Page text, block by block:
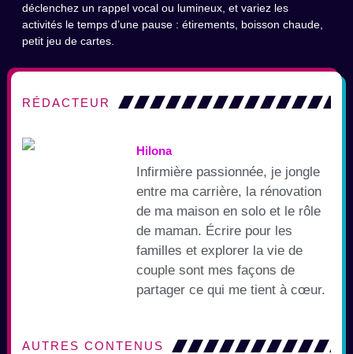
déclenchez un rappel vocal ou lumineux, et variez les
activités le temps d’une pause : étirements, boisson chaude,
petit jeu de cartes.
RÉDACTEUR
Hilona
Infirmière passionnée, je jongle
entre ma carrière, la rénovation
de ma maison en solo et le rôle
de maman. Écrire pour les
familles et explorer la vie de
couple sont mes façons de
partager ce qui me tient à cœur.
AUTRES CONTENUS